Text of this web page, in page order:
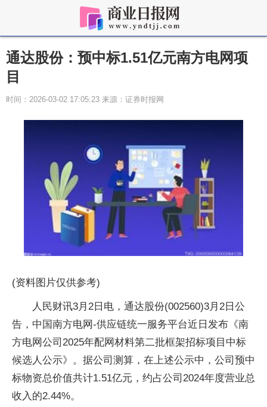
通达股份：预中标1.51亿元南方电网项
目
时间：2026-03-02 17:05:23 来源：证券时报网
(资料图片仅供参考)
人民财讯3月2日电，通达股份(002560)3月2日公
告，中国南方电网-供应链统一服务平台近日发布《南
方电网公司2025年配网材料第二批框架招标项目中标
候选人公示》。据公司测算，在上述公示中，公司预中
标物资总价值共计1.51亿元，约占公司2024年度营业总
收入的2.44%。